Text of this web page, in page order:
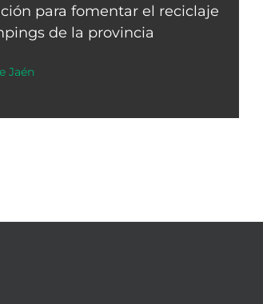
para fomentar el reciclaje
de la provincia
Jaén